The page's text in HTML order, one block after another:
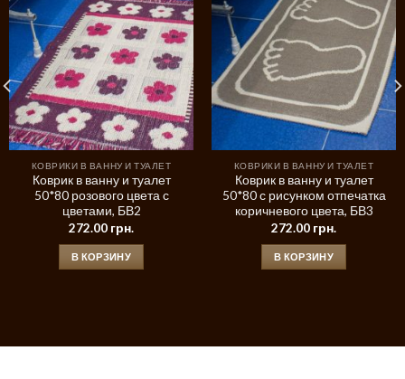
КОВРИКИ В ВАННУ И ТУАЛЕТ
Коврик в ванну и туалет
50*80 розового цвета с
цветами, БВ2
272.00 грн.
В КОРЗИНУ
КОВРИКИ В ВАННУ И ТУАЛЕТ
Коврик в ванну и туалет
50*80 с рисунком отпечатка
коричневого цвета, БВ3
272.00 грн.
В КОРЗИНУ